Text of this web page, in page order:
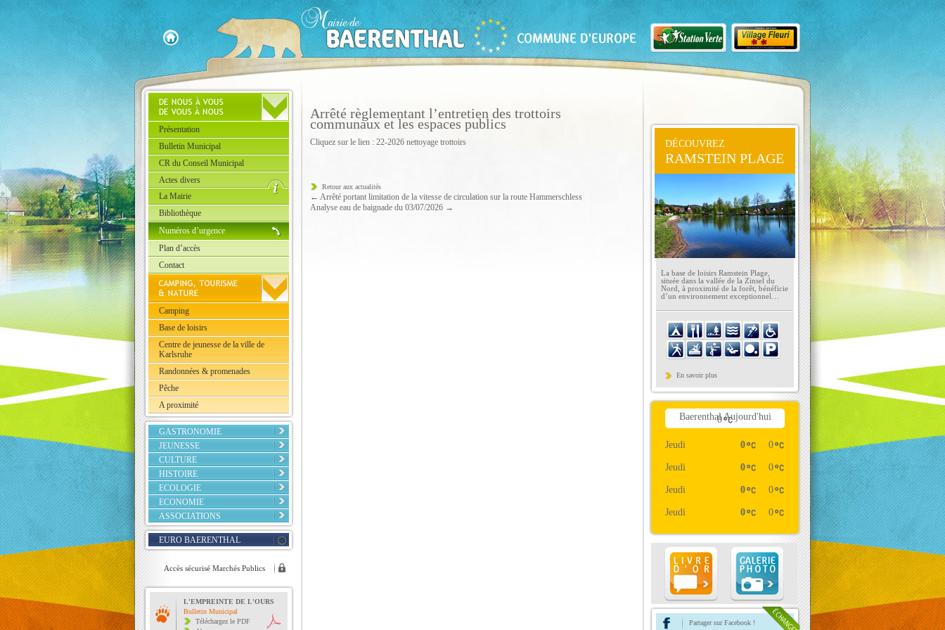
Présentation
Bulletin Municipal
CR du Conseil Municipal
Actes divers
La Mairie
Bibliothèque
Numéros d’urgence
Plan d’accès
Contact
Camping
Base de loisirs
Centre de jeunesse de la ville de
Karlsruhe
Randonnées & promenades
Pêche
A proximité
GASTRONOMIE
JEUNESSE
CULTURE
HISTOIRE
ECOLOGIE
ECONOMIE
ASSOCIATIONS
EURO BAERENTHAL
Accès sécurisé Marchés Publics
L'EMPREINTE DE L'OURS
Bulletin Municipal
Téléchargez le PDF
Arrêté règlementant l’entretien des trottoirs
communaux et les espaces publics
Cliquez sur le lien : 22-2026 nettoyage trottoirs
Retour aux actualités
← Arrêté portant limitation de la vitesse de circulation sur la route Hammerschless
Analyse eau de baignade du 03/07/2026 →
DÉCOUVREZ
RAMSTEIN PLAGE
La base de loisirs Ramstein Plage,
située dans la vallée de la Zinsel du
Nord, à proximité de la forêt, bénéficie
d’un environnement exceptionnel…
En savoir plus
Baerenthal Aujourd'hui
0
Jeudi 0
0
Jeudi 0
0
Jeudi 0
0
Jeudi 0
0
Partager sur Facebook !